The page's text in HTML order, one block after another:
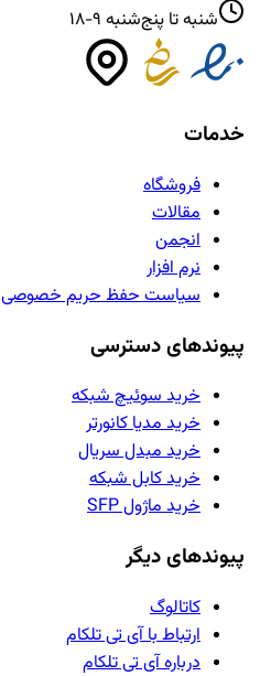
شنبه تا پنج‌شنبه ۹-۱۸
خدمات
فروشگاه
مقالات
انجمن
نرم افزار
سیاست حفظ حریم خصوصی
پیوندهای دسترسی
خرید سوئیچ شبکه
خرید مدیا کانورتر
خرید مبدل سریال
خرید کابل شبکه
خرید ماژول SFP
پیوندهای دیگر
کاتالوگ
ارتباط با آی تی تلکام
درباره آی تی تلکام